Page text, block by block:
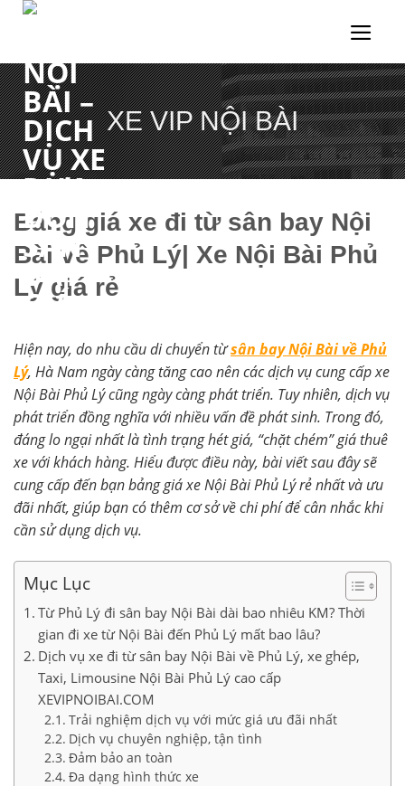
Chuyển
dung
XE VIP NỘI BÀI
Bảng giá xe đi từ sân bay Nội
Bài về Phủ Lý| Xe Nội Bài Phủ
Lý giá rẻ
Hiện nay, do nhu cầu di chuyển từsân bay Nội Bài về Phủ
Lý, Hà Nam ngày càng tăng cao nên các dịch vụ cung cấp xe
Nội Bài Phủ Lý cũng ngày càng phát triển. Tuy nhiên, dịch vụ
phát triển đồng nghĩa với nhiều vấn đề phát sinh. Trong đó,
đáng lo ngại nhất là tình trạng hét giá, “chặt chém” giá thuê
xe với khách hàng. Hiểu được điều này, bài viết sau đây sẽ
cung cấp đến bạn bảng giá xe Nội Bài Phủ Lý rẻ nhất và ưu
đãi nhất, giúp bạn có thêm cơ sở về chi phí để cân nhắc khi
cần sử dụng dịch vụ.
Mục Lục
Từ Phủ Lý đi sân bay Nội Bài dài bao nhiêu KM? Thời
gian đi xe từ Nội Bài đến Phủ Lý mất bao lâu?
Dịch vụ xe đi từ sân bay Nội Bài về Phủ Lý, xe ghép,
Taxi, Limousine Nội Bài Phủ Lý cao cấp
XEVIPNOIBAI.COM
Trải nghiệm dịch vụ với mức giá ưu đãi nhất
Dịch vụ chuyên nghiệp, tận tình
Đảm bảo an toàn
Đa dạng hình thức xe